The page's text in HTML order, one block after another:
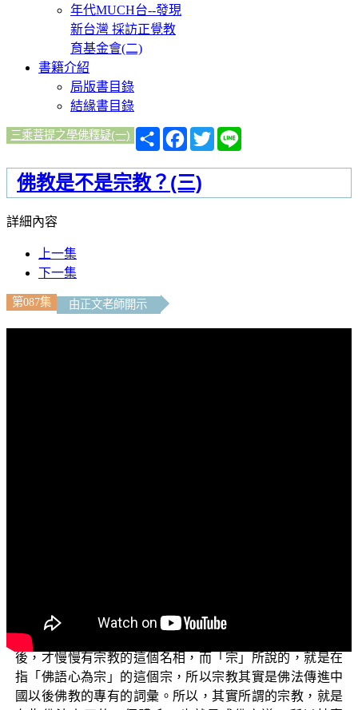
年代MUCH台--發現
新台灣 採訪正覺教
育基金會(二)
書籍介紹
局版書目錄
結緣書目錄
三乘菩提之學佛釋疑(一)
分
享
Facebook
Twitter
佛教是不是宗教？(三)
詳細內容
上一集
下一集
第087集 由正文老師開示
裡面這個宗法制度，從頭到尾形成中國的一個民間信仰，
並沒有形成「宗教」的這個名相；而從佛教進入到中國以
後，才慢慢有宗教的這個名相，而「宗」所說的，就是在
指「佛語心為宗」的這個宗，所以宗教其實是佛法傳進中
國以後佛教的專有的詞彙。所以，其實所謂的宗教，就是